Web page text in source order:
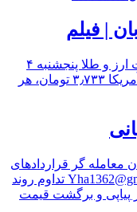
قیمت ارز و طلا پنجشنبه ۴ آبان | فیلمقیمت ارز و طلا پنجشنبه ۴
آبان در معاملات امروز بازار آزاد، هر دلار آمریکا ۳٫۷۳۳ تومان، هر
معامله گر قراردادهای
آتی سکه کارگزاری مبین سرمایه Yha1362@gmail.com تداوم روند
پیاپی و برگشت قیمت